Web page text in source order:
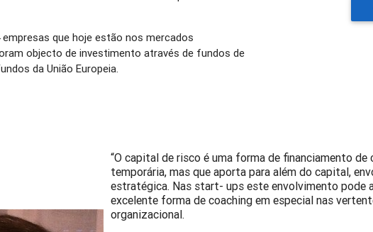
que hoje estão nos mercados
objecto de investimento através de fundos de
da União Europeia.
“O capital de risco é uma forma de financiamento
temporária, mas que aporta para além do capital,
estratégica. Nas start- ups este envolvimento pode
excelente forma de coaching em especial nas
organizacional.